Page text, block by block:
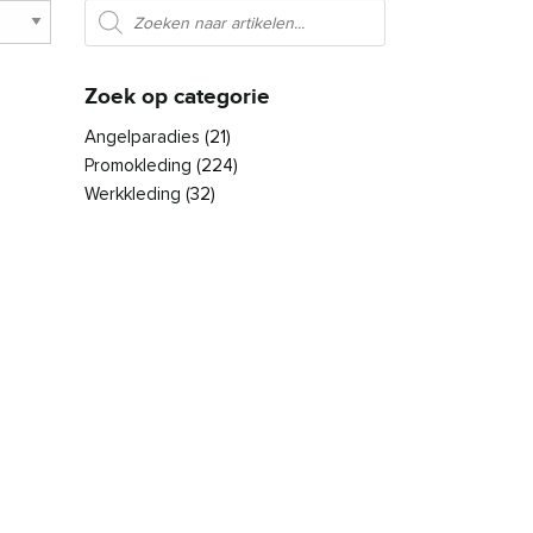
op de productpagina
optie kan gekozen worden op de productpagina
Producten zoeken
Zoek op categorie
Angelparadies (21)
Promokleding (224)
Werkkleding (32)